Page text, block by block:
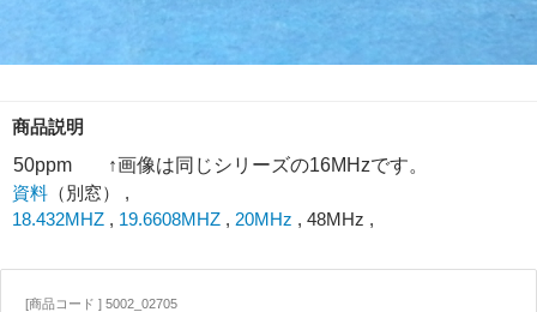
商品説明
50ppm
↑画像は同じシリーズの16MHzです。
資料 （別窓） ,
18.432MHZ , 19.6608MHZ , 20MHz , 48MHz ,
[商品コード ] 5002_02705